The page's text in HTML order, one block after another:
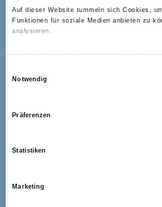
Auf dieser Website tummeln sich Cookies,
Funktionen für soziale Medien anbieten zu
analysieren.
Notwendig
Präferenzen
Statistiken
Marketing
Both Comments And